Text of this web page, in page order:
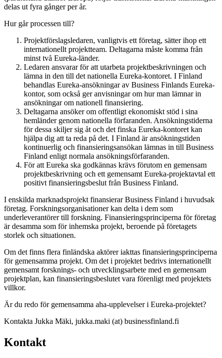
delas ut fyra gånger per år.
Hur går processen till?
Projektförslagsledaren, vanligtvis ett företag, sätter ihop ett
internationellt projektteam. Deltagarna måste komma från
minst två Eureka-länder.
Ledaren ansvarar för att utarbeta projektbeskrivningen och
lämna in den till det nationella Eureka-kontoret. I Finland
behandlas Eureka-ansökningar av Business Finlands Eureka-
kontor, som också ger anvisningar om hur man lämnar in
ansökningar om nationell finansiering.
Deltagarna ansöker om offentligt ekonomiskt stöd i sina
hemländer genom nationella förfaranden. Ansökningstiderna
för dessa skiljer sig åt och det finska Eureka-kontoret kan
hjälpa dig att ta reda på det. I Finland är ansökningstiden
kontinuerlig och finansieringsansökan lämnas in till Business
Finland enligt normala ansökningsförfaranden.
För att Eureka ska godkännas krävs förutom en gemensam
projektbeskrivning och ett gemensamt Eureka-projektavtal ett
positivt finansieringsbeslut från Business Finland.
I enskilda marknadsprojekt finansierar Business Finland i huvudsak
företag. Forskningsorganisationer kan delta i dem som
underleverantörer till forskning. Finansieringsprinciperna för företag
är desamma som för inhemska projekt, beroende på företagets
storlek och situationen.
Om det finns flera finländska aktörer iakttas finansieringsprinciperna
för gemensamma projekt. Om det i projektet bedrivs internationellt
gemensamt forsknings- och utvecklingsarbete med en gemensam
projektplan, kan finansieringsbeslutet vara förenligt med projektets
villkor.
Är du redo för gemensamma aha-upplevelser i Eureka-projektet?
Kontakta Jukka Mäki, jukka.maki (at) businessfinland.fi
Kontakt